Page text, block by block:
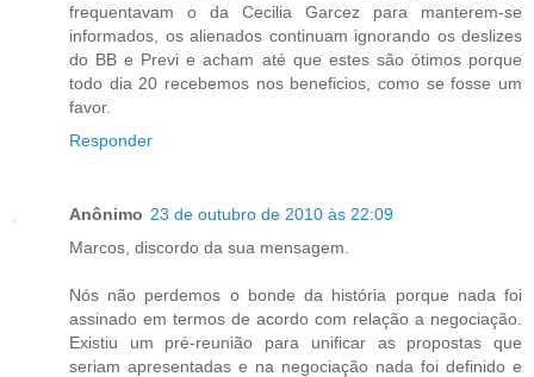
frequentavam o da Cecilia Garcez para manterem-se
informados, os alienados continuam ignorando os deslizes
do BB e Previ e acham até que estes são ótimos porque
todo dia 20 recebemos nos beneficios, como se fosse um
favor.
Responder
Anônimo 23 de outubro de 2010 às 22:09
Marcos, discordo da sua mensagem.
Nós não perdemos o bonde da história porque nada foi
assinado em termos de acordo com relação a negociação.
Existiu um pré-reunião para unificar as propostas que
seriam apresentadas e na negociação nada foi definido e